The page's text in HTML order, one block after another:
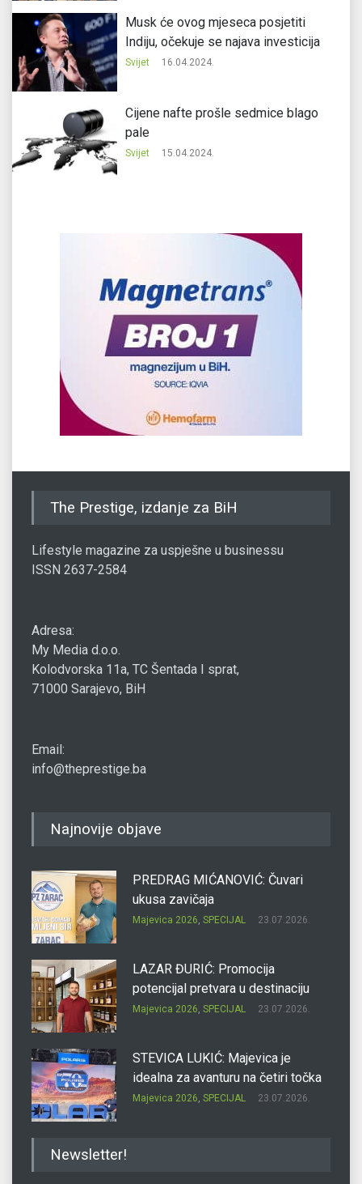
Musk će ovog mjeseca posjetiti
Indiju, očekuje se najava investicija
Svijet 16.04.2024.
Cijene nafte prošle sedmice blago
pale
Svijet 15.04.2024.
The Prestige, izdanje za BiH
Lifestyle magazine za uspješne u businessu
ISSN 2637-2584
Adresa:
My Media d.o.o.
Kolodvorska 11a, TC Šentada I sprat,
71000 Sarajevo, BiH
Email:
info@theprestige.ba
Najnovije objave
PREDRAG MIĆANOVIĆ: Čuvari
ukusa zavičaja
Majevica 2026, SPECIJAL 23.07.2026.
LAZAR ĐURIĆ: Promocija
potencijal pretvara u destinaciju
Majevica 2026, SPECIJAL 23.07.2026.
STEVICA LUKIĆ: Majevica je
idealna za avanturu na četiri točka
Majevica 2026, SPECIJAL 23.07.2026.
Newsletter!